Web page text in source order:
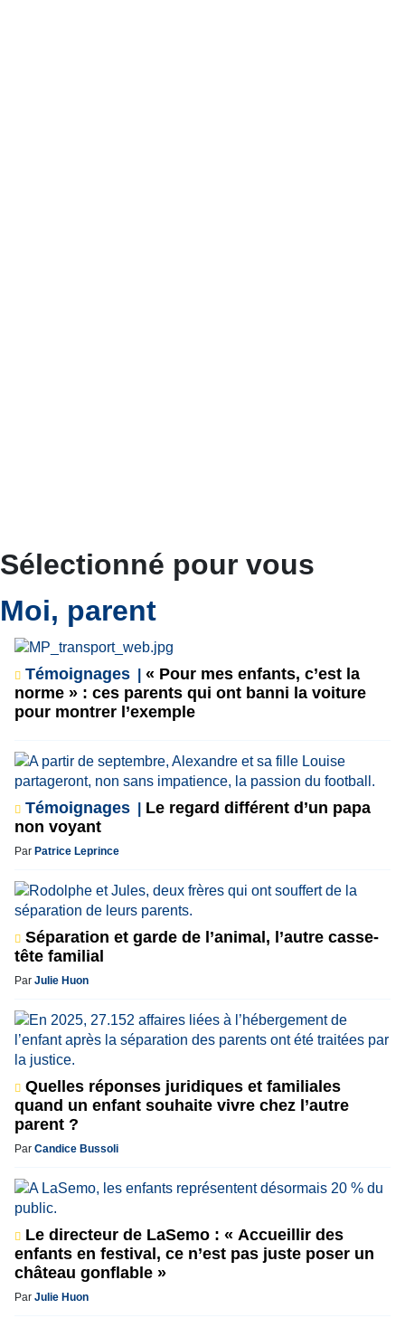
Sélectionné pour vous
Moi, parent
Témoignages
« Pour mes enfants, c’est la
norme » : ces parents qui ont banni la voiture
pour montrer l’exemple
Témoignages
Le regard différent d’un papa
non voyant
Par Patrice Leprince
Séparation et garde de l’animal, l’autre casse-
tête familial
Par Julie Huon
Quelles réponses juridiques et familiales
quand un enfant souhaite vivre chez l’autre
parent ?
Par Candice Bussoli
Le directeur de LaSemo : « Accueillir des
enfants en festival, ce n’est pas juste poser un
château gonflable »
Par Julie Huon